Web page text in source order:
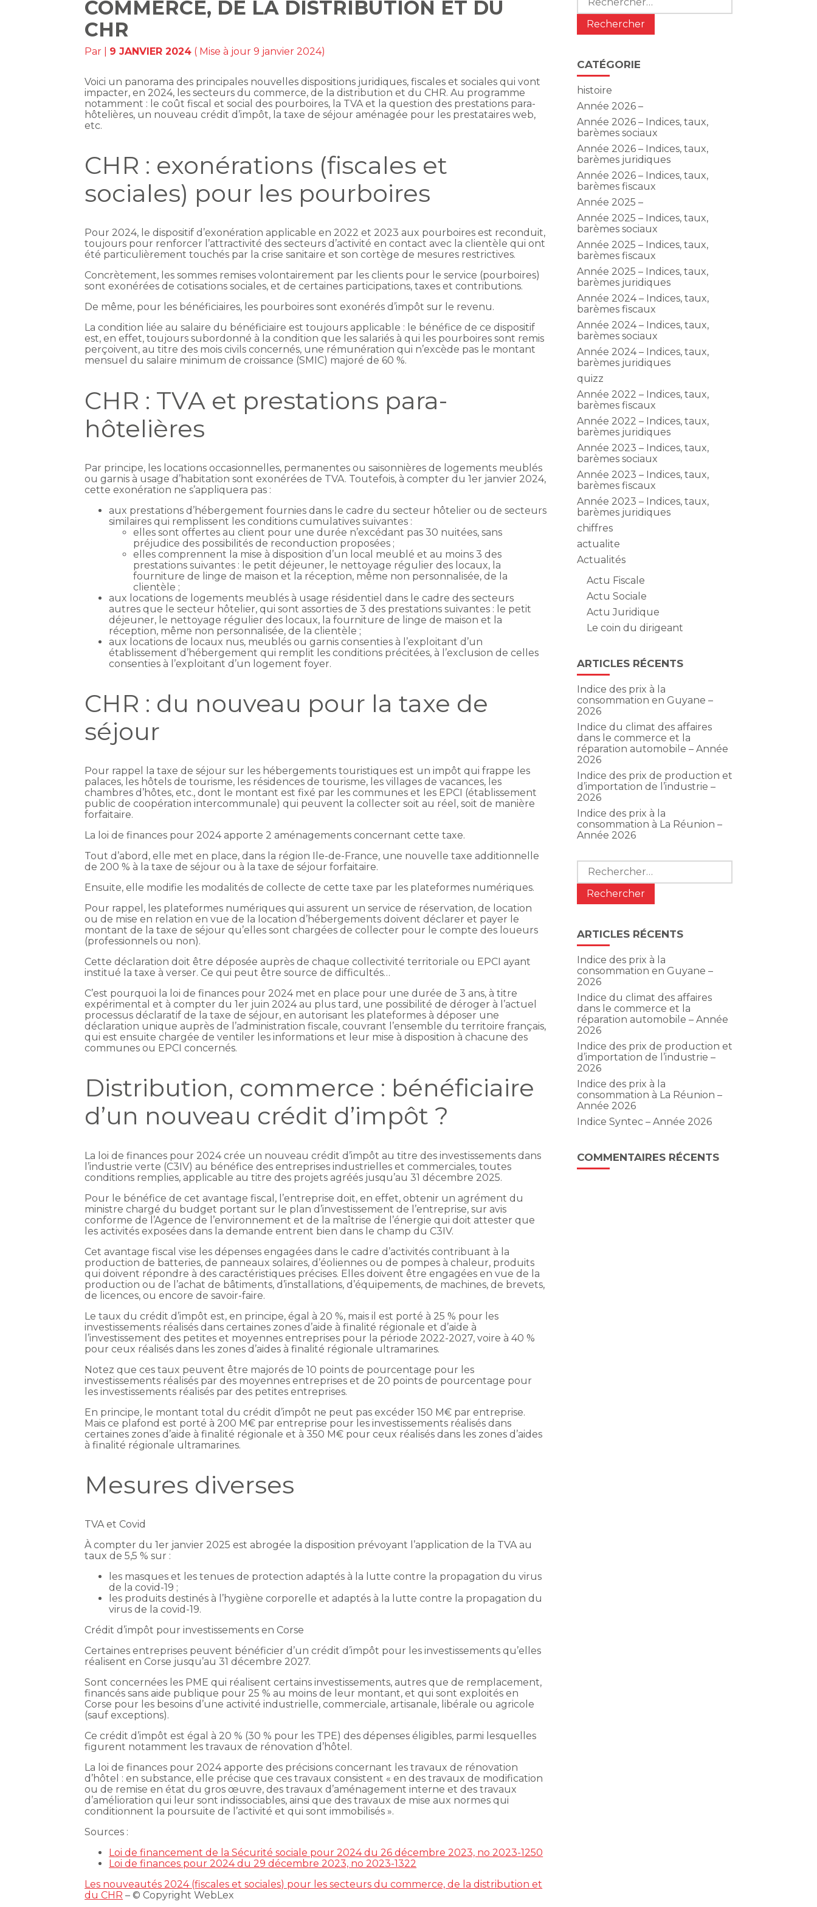
COMMERCE, DE LA DISTRIBUTION ET DU
CHR
Par 9 JANVIER 2024 ( Mise à jour 9 janvier 2024)
Voici un panorama des principales nouvelles dispositions juridiques, fiscales et sociales qui vont
impacter, en 2024, les secteurs du commerce, de la distribution et du CHR. Au programme
notamment : le coût fiscal et social des pourboires, la TVA et la question des prestations para-
hôtelières, un nouveau crédit d’impôt, la taxe de séjour aménagée pour les prestataires web,
etc.
CHR : exonérations (fiscales et
sociales) pour les pourboires
Pour 2024, le dispositif d’exonération applicable en 2022 et 2023 aux pourboires est reconduit,
toujours pour renforcer l’attractivité des secteurs d’activité en contact avec la clientèle qui ont
été particulièrement touchés par la crise sanitaire et son cortège de mesures restrictives.
Concrètement, les sommes remises volontairement par les clients pour le service (pourboires)
sont exonérées de cotisations sociales, et de certaines participations, taxes et contributions.
De même, pour les bénéficiaires, les pourboires sont exonérés d’impôt sur le revenu.
La condition liée au salaire du bénéficiaire est toujours applicable : le bénéfice de ce dispositif
est, en effet, toujours subordonné à la condition que les salariés à qui les pourboires sont remis
perçoivent, au titre des mois civils concernés, une rémunération qui n’excède pas le montant
mensuel du salaire minimum de croissance (SMIC) majoré de 60 %.
CHR : TVA et prestations para-
hôtelières
Par principe, les locations occasionnelles, permanentes ou saisonnières de logements meublés
ou garnis à usage d’habitation sont exonérées de TVA. Toutefois, à compter du 1er janvier 2024,
cette exonération ne s’appliquera pas :
aux prestations d’hébergement fournies dans le cadre du secteur hôtelier ou de secteurs
similaires qui remplissent les conditions cumulatives suivantes :
elles sont offertes au client pour une durée n’excédant pas 30 nuitées, sans
préjudice des possibilités de reconduction proposées ;
elles comprennent la mise à disposition d’un local meublé et au moins 3 des
prestations suivantes : le petit déjeuner, le nettoyage régulier des locaux, la
fourniture de linge de maison et la réception, même non personnalisée, de la
clientèle ;
aux locations de logements meublés à usage résidentiel dans le cadre des secteurs
autres que le secteur hôtelier, qui sont assorties de 3 des prestations suivantes : le petit
déjeuner, le nettoyage régulier des locaux, la fourniture de linge de maison et la
réception, même non personnalisée, de la clientèle ;
aux locations de locaux nus, meublés ou garnis consenties à l’exploitant d’un
établissement d’hébergement qui remplit les conditions précitées, à l’exclusion de celles
consenties à l’exploitant d’un logement foyer.
CHR : du nouveau pour la taxe de
séjour
Pour rappel la taxe de séjour sur les hébergements touristiques est un impôt qui frappe les
palaces, les hôtels de tourisme, les résidences de tourisme, les villages de vacances, les
chambres d’hôtes, etc., dont le montant est fixé par les communes et les EPCI (établissement
public de coopération intercommunale) qui peuvent la collecter soit au réel, soit de manière
forfaitaire.
La loi de finances pour 2024 apporte 2 aménagements concernant cette taxe.
Tout d’abord, elle met en place, dans la région Ile-de-France, une nouvelle taxe additionnelle
de 200 % à la taxe de séjour ou à la taxe de séjour forfaitaire.
Ensuite, elle modifie les modalités de collecte de cette taxe par les plateformes numériques.
Pour rappel, les plateformes numériques qui assurent un service de réservation, de location
ou de mise en relation en vue de la location d’hébergements doivent déclarer et payer le
montant de la taxe de séjour qu’elles sont chargées de collecter pour le compte des loueurs
(professionnels ou non).
Cette déclaration doit être déposée auprès de chaque collectivité territoriale ou EPCI ayant
institué la taxe à verser. Ce qui peut être source de difficultés…
C’est pourquoi la loi de finances pour 2024 met en place pour une durée de 3 ans, à titre
expérimental et à compter du 1er juin 2024 au plus tard, une possibilité de déroger à l’actuel
processus déclaratif de la taxe de séjour, en autorisant les plateformes à déposer une
déclaration unique auprès de l’administration fiscale, couvrant l’ensemble du territoire français,
qui est ensuite chargée de ventiler les informations et leur mise à disposition à chacune des
communes ou EPCI concernés.
Distribution, commerce : bénéficiaire
d’un nouveau crédit d’impôt ?
La loi de finances pour 2024 crée un nouveau crédit d’impôt au titre des investissements dans
l’industrie verte (C3IV) au bénéfice des entreprises industrielles et commerciales, toutes
conditions remplies, applicable au titre des projets agréés jusqu’au 31 décembre 2025.
Pour le bénéfice de cet avantage fiscal, l’entreprise doit, en effet, obtenir un agrément du
ministre chargé du budget portant sur le plan d’investissement de l’entreprise, sur avis
conforme de l’Agence de l’environnement et de la maîtrise de l’énergie qui doit attester que
les activités exposées dans la demande entrent bien dans le champ du C3IV.
Cet avantage fiscal vise les dépenses engagées dans le cadre d’activités contribuant à la
production de batteries, de panneaux solaires, d’éoliennes ou de pompes à chaleur, produits
qui doivent répondre à des caractéristiques précises. Elles doivent être engagées en vue de la
production ou de l’achat de bâtiments, d’installations, d’équipements, de machines, de brevets,
de licences, ou encore de savoir-faire.
Le taux du crédit d’impôt est, en principe, égal à 20 %, mais il est porté à 25 % pour les
investissements réalisés dans certaines zones d’aide à finalité régionale et d’aide à
l’investissement des petites et moyennes entreprises pour la période 2022-2027, voire à 40 %
pour ceux réalisés dans les zones d’aides à finalité régionale ultramarines.
Notez que ces taux peuvent être majorés de 10 points de pourcentage pour les
investissements réalisés par des moyennes entreprises et de 20 points de pourcentage pour
les investissements réalisés par des petites entreprises.
En principe, le montant total du crédit d’impôt ne peut pas excéder 150 M€ par entreprise.
Mais ce plafond est porté à 200 M€ par entreprise pour les investissements réalisés dans
certaines zones d’aide à finalité régionale et à 350 M€ pour ceux réalisés dans les zones d’aides
à finalité régionale ultramarines.
Mesures diverses
TVA et Covid
À compter du 1er janvier 2025 est abrogée la disposition prévoyant l’application de la TVA au
taux de 5,5 % sur :
les masques et les tenues de protection adaptés à la lutte contre la propagation du virus
de la covid-19 ;
les produits destinés à l’hygiène corporelle et adaptés à la lutte contre la propagation du
virus de la covid-19.
Crédit d’impôt pour investissements en Corse
Certaines entreprises peuvent bénéficier d’un crédit d’impôt pour les investissements qu’elles
réalisent en Corse jusqu’au 31 décembre 2027.
Sont concernées les PME qui réalisent certains investissements, autres que de remplacement,
financés sans aide publique pour 25 % au moins de leur montant, et qui sont exploités en
Corse pour les besoins d’une activité industrielle, commerciale, artisanale, libérale ou agricole
(sauf exceptions).
Ce crédit d’impôt est égal à 20 % (30 % pour les TPE) des dépenses éligibles, parmi lesquelles
figurent notamment les travaux de rénovation d’hôtel.
La loi de finances pour 2024 apporte des précisions concernant les travaux de rénovation
d’hôtel : en substance, elle précise que ces travaux consistent « en des travaux de modification
ou de remise en état du gros œuvre, des travaux d’aménagement interne et des travaux
d’amélioration qui leur sont indissociables, ainsi que des travaux de mise aux normes qui
conditionnent la poursuite de l’activité et qui sont immobilisés ».
Sources :
Loi de financement de la Sécurité sociale pour 2024 du 26 décembre 2023, no 2023-1250
Loi de finances pour 2024 du 29 décembre 2023, no 2023-1322
Les nouveautés 2024 (fiscales et sociales) pour les secteurs du commerce, de la distribution et
du CHR – © Copyright WebLex
CATÉGORIE
histoire
Année 2026 –
Année 2026 – Indices, taux,
barèmes sociaux
Année 2026 – Indices, taux,
barèmes juridiques
Année 2026 – Indices, taux,
barèmes fiscaux
Année 2025 –
Année 2025 – Indices, taux,
barèmes sociaux
Année 2025 – Indices, taux,
barèmes fiscaux
Année 2025 – Indices, taux,
barèmes juridiques
Année 2024 – Indices, taux,
barèmes fiscaux
Année 2024 – Indices, taux,
barèmes sociaux
Année 2024 – Indices, taux,
barèmes juridiques
quizz
Année 2022 – Indices, taux,
barèmes fiscaux
Année 2022 – Indices, taux,
barèmes juridiques
Année 2023 – Indices, taux,
barèmes sociaux
Année 2023 – Indices, taux,
barèmes fiscaux
Année 2023 – Indices, taux,
barèmes juridiques
chiffres
actualite
Actualités
Actu Fiscale
Actu Sociale
Actu Juridique
Le coin du dirigeant
ARTICLES RÉCENTS
Indice des prix à la
consommation en Guyane –
2026
Indice du climat des affaires
dans le commerce et la
réparation automobile – Année
2026
Indice des prix de production et
d’importation de l’industrie –
2026
Indice des prix à la
consommation à La Réunion –
Année 2026
Rechercher :
ARTICLES RÉCENTS
Indice des prix à la
consommation en Guyane –
2026
Indice du climat des affaires
dans le commerce et la
réparation automobile – Année
2026
Indice des prix de production et
d’importation de l’industrie –
2026
Indice des prix à la
consommation à La Réunion –
Année 2026
Indice Syntec – Année 2026
COMMENTAIRES RÉCENTS